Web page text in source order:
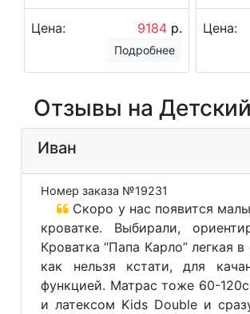
Цена: 9184 р.
Подробнее
Цена:
Отзывы на
Иван
Номер заказа №19231
Скоро у нас появится
кроватке. Выбирали,
Кроватка “Папа Карло” легкая
как нельзя кстати, для
функцией. Матрас тоже 60-
и латексом Kids Double и